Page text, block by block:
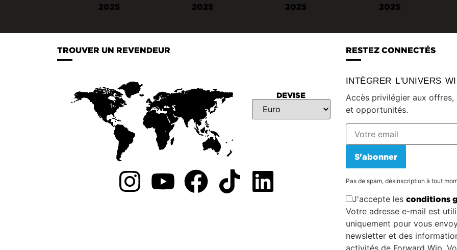
TROUVER UN REVENDEUR
DEVISE
RESTEZ CONNECTÉS
INTÈGRER L'UNIVERS
Accès privilégier aux offres,
et opportunités.
S'abonner
Pas de spam, désinscription à tout
J'accepte les conditions
Votre adresse e-mail est
uniquement pour vous
newsletter et des